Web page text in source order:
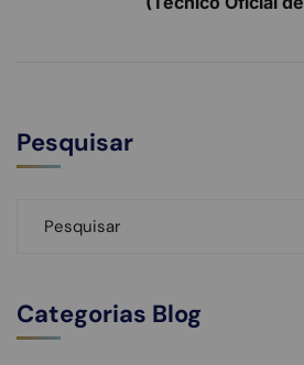
Pesquisar
Categorias Blog